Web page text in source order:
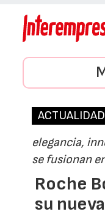
ACTUALIDAD
elegancia,
se fusionan
Roche
su